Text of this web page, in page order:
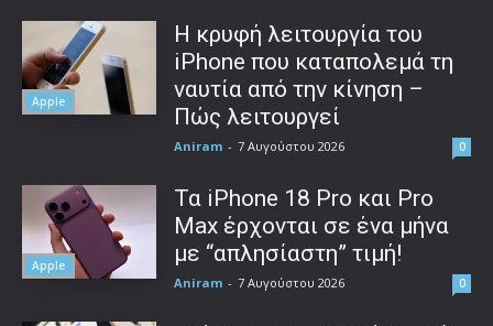
Apple
Η κρυφή λειτουργία του
iPhone που καταπολεμά τη
ναυτία από την κίνηση –
Πώς λειτουργεί
Aniram - 7 Αυγούστου 2026 0
Apple
Τα iPhone 18 Pro και Pro
Max έρχονται σε ένα μήνα
με “απλησίαστη” τιμή!
Aniram - 7 Αυγούστου 2026 0